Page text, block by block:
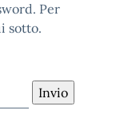
Per
sotto.